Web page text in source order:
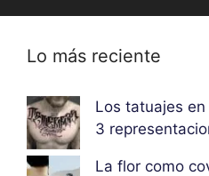
Lo más reciente
Los tatuajes
3
La flor como